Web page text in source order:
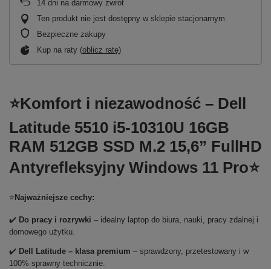
14 dni na darmowy zwrot
Ten produkt nie jest dostępny w sklepie stacjonarnym
Bezpieczne zakupy
Kup na raty (oblicz ratę)
⭐Komfort i niezawodność – Dell
Latitude 5510 i5-10310U 16GB
RAM 512GB SSD M.2 15,6” FullHD
Antyrefleksyjny Windows 11 Pro⭐
⭐ Najważniejsze cechy:
✔️ Do pracy i rozrywki – idealny laptop do biura, nauki, pracy zdalnej i
domowego użytku.
✔️ Dell Latitude – klasa premium – sprawdzony, przetestowany i w
100% sprawny technicznie.